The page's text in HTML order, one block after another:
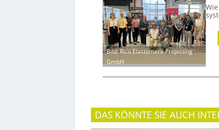
Bild: Rico Elastomere Projecting
GmbH
DAS KÖNNTE SIE AUCH